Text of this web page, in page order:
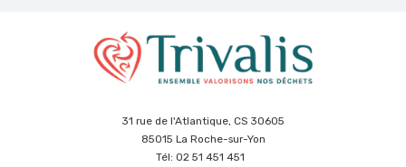
31 rue de l'Atlantique, CS 30605
85015 La Roche-sur-Yon
Tél: 02 51 451 451